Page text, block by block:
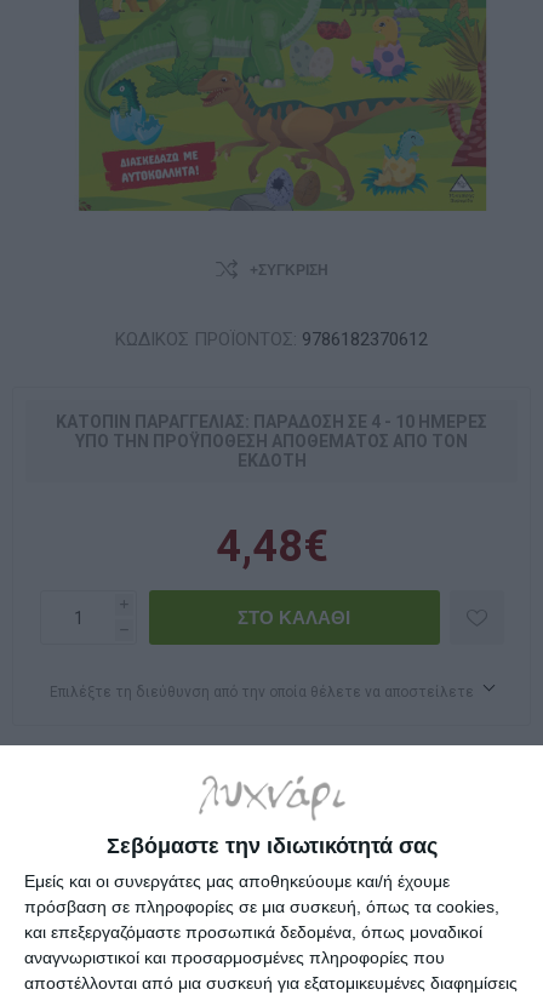
Σεβόμαστε την ιδιωτικότητά σας
Εμείς και οι συνεργάτες μας αποθηκεύουμε και/ή έχουμε
πρόσβαση σε πληροφορίες σε μια συσκευή, όπως τα cookies,
και επεξεργαζόμαστε προσωπικά δεδομένα, όπως μοναδικοί
αναγνωριστικοί και προσαρμοσμένες πληροφορίες που
αποστέλλονται από μια συσκευή για εξατομικευμένες διαφημίσεις
+ΣΎΓΚΡΙΣΗ
ΚΩΔΙΚΟΣ ΠΡΟΪΟΝΤΟΣ: 9786182370612
ΚΑΤΌΠΙΝ ΠΑΡΑΓΓΕΛΊΑΣ: ΠΑΡΆΔΟΣΗ ΣΕ 4 - 10 ΗΜΈΡΕΣ
ΥΠΌ ΤΗΝ ΠΡΟΫΠΌΘΕΣΗ ΑΠΟΘΈΜΑΤΟΣ ΑΠΌ ΤΟΝ
ΕΚΔΌΤΗ
4,48€
i
h
Επιλέξτε τη διεύθυνση από την οποία θέλετε να αποστείλετε
Βιβλίο δραστηριοτήτων με 500 αυτοκόλλητα!
Προδιαγραφές προϊόντων
ISBN 978-618-237-061-2